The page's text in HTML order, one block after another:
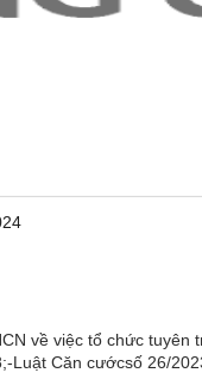
về việc tổ chức
Căn cướcsố 26/